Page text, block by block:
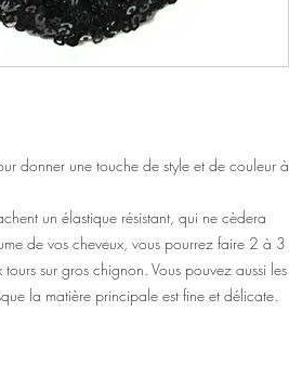
donner une touche de style et de couleur à
un élastique résistant, qui ne cèdera
de vos cheveux, vous pourrez faire 2 à 3
sur gros chignon. Vous pouvez aussi les
la matière principale est fine et délicate.